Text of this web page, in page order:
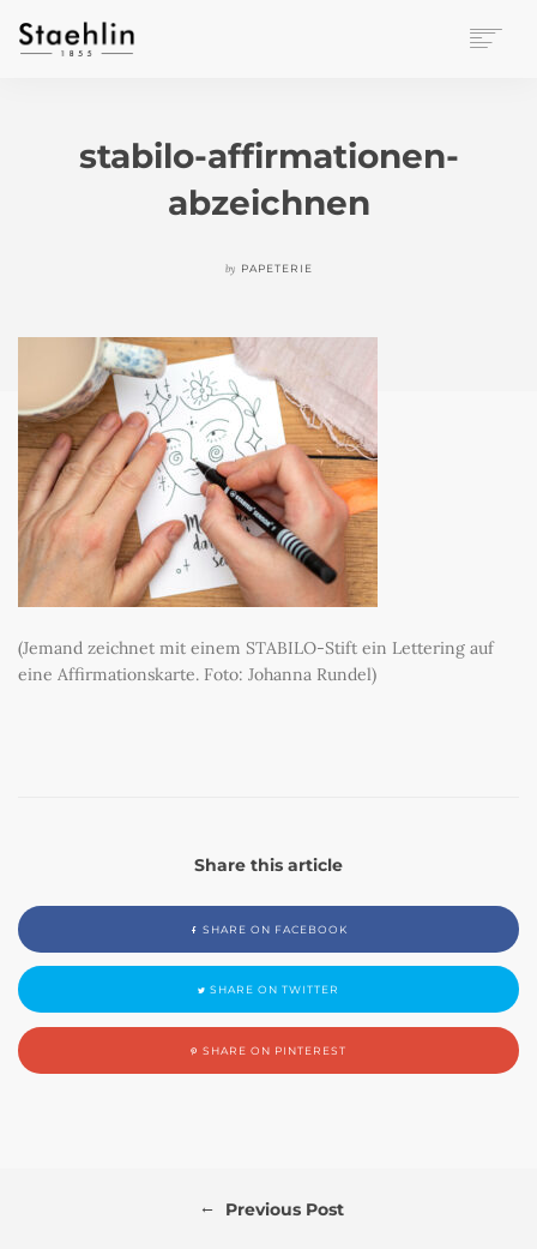
BÜROWELTstabilo-affirmationen-
abzeichnen
by PAPETERIE
(Jemand zeichnet mit einem STABILO-Stift ein Lettering auf
eine Affirmationskarte. Foto: Johanna Rundel)
Share this article
SHARE ON FACEBOOK
SHARE ON TWITTER
SHARE ON PINTEREST
← Previous Post